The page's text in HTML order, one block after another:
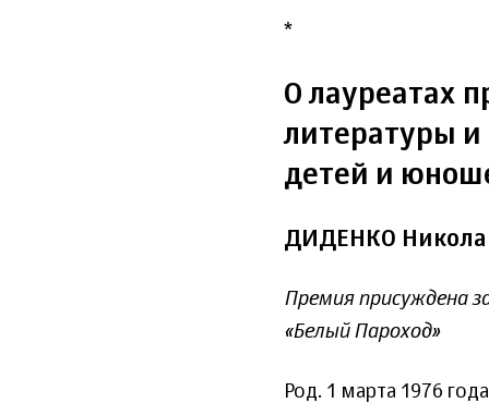
*
О лауреатах
литературы и
детей и
ДИДЕНКО
Премия присуждена
«Белый Пароход»
Род. 1 марта 1976